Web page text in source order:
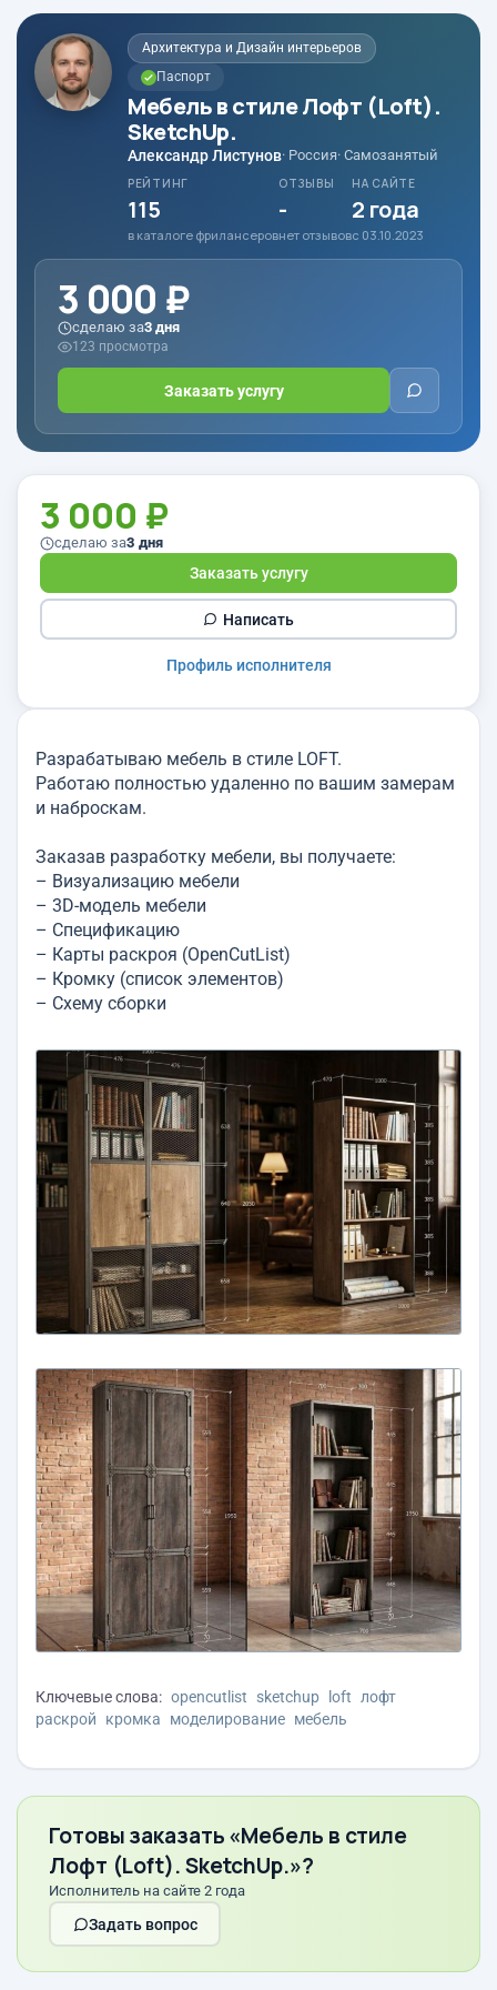
Архитектура и Дизайн интерьеров
Паспорт
Мебель в стиле Лофт (Loft).
SketchUp.
Александр Листунов· Россия· Самозанятый
РЕЙТИНГ
115
в каталоге фрилансеров
ОТЗЫВЫ
-
нет отзывов
НА САЙТЕ
2 года
с 03.10.2023
3 000 ₽
сделаю за3 дня
123 просмотра
Заказать услугу
Разрабатываю мебель в стиле LOFT.
Работаю полностью удаленно по вашим замерам
и наброскам.
Заказав разработку мебели, вы получаете:
– Визуализацию мебели
– 3D-модель мебели
– Спецификацию
– Карты раскроя (OpenCutList)
– Кромку (список элементов)
– Схему сборки
Ключевые слова: opencutlist sketchup loft лофт
раскрой
кромка моделирование мебель
Готовы заказать «Мебель в стиле
Лофт (Loft). SketchUp.»?
Исполнитель на сайте 2 года
Задать вопрос
3 000 ₽
сделаю за3 дня
Заказать услугу
Написать
Профиль исполнителя